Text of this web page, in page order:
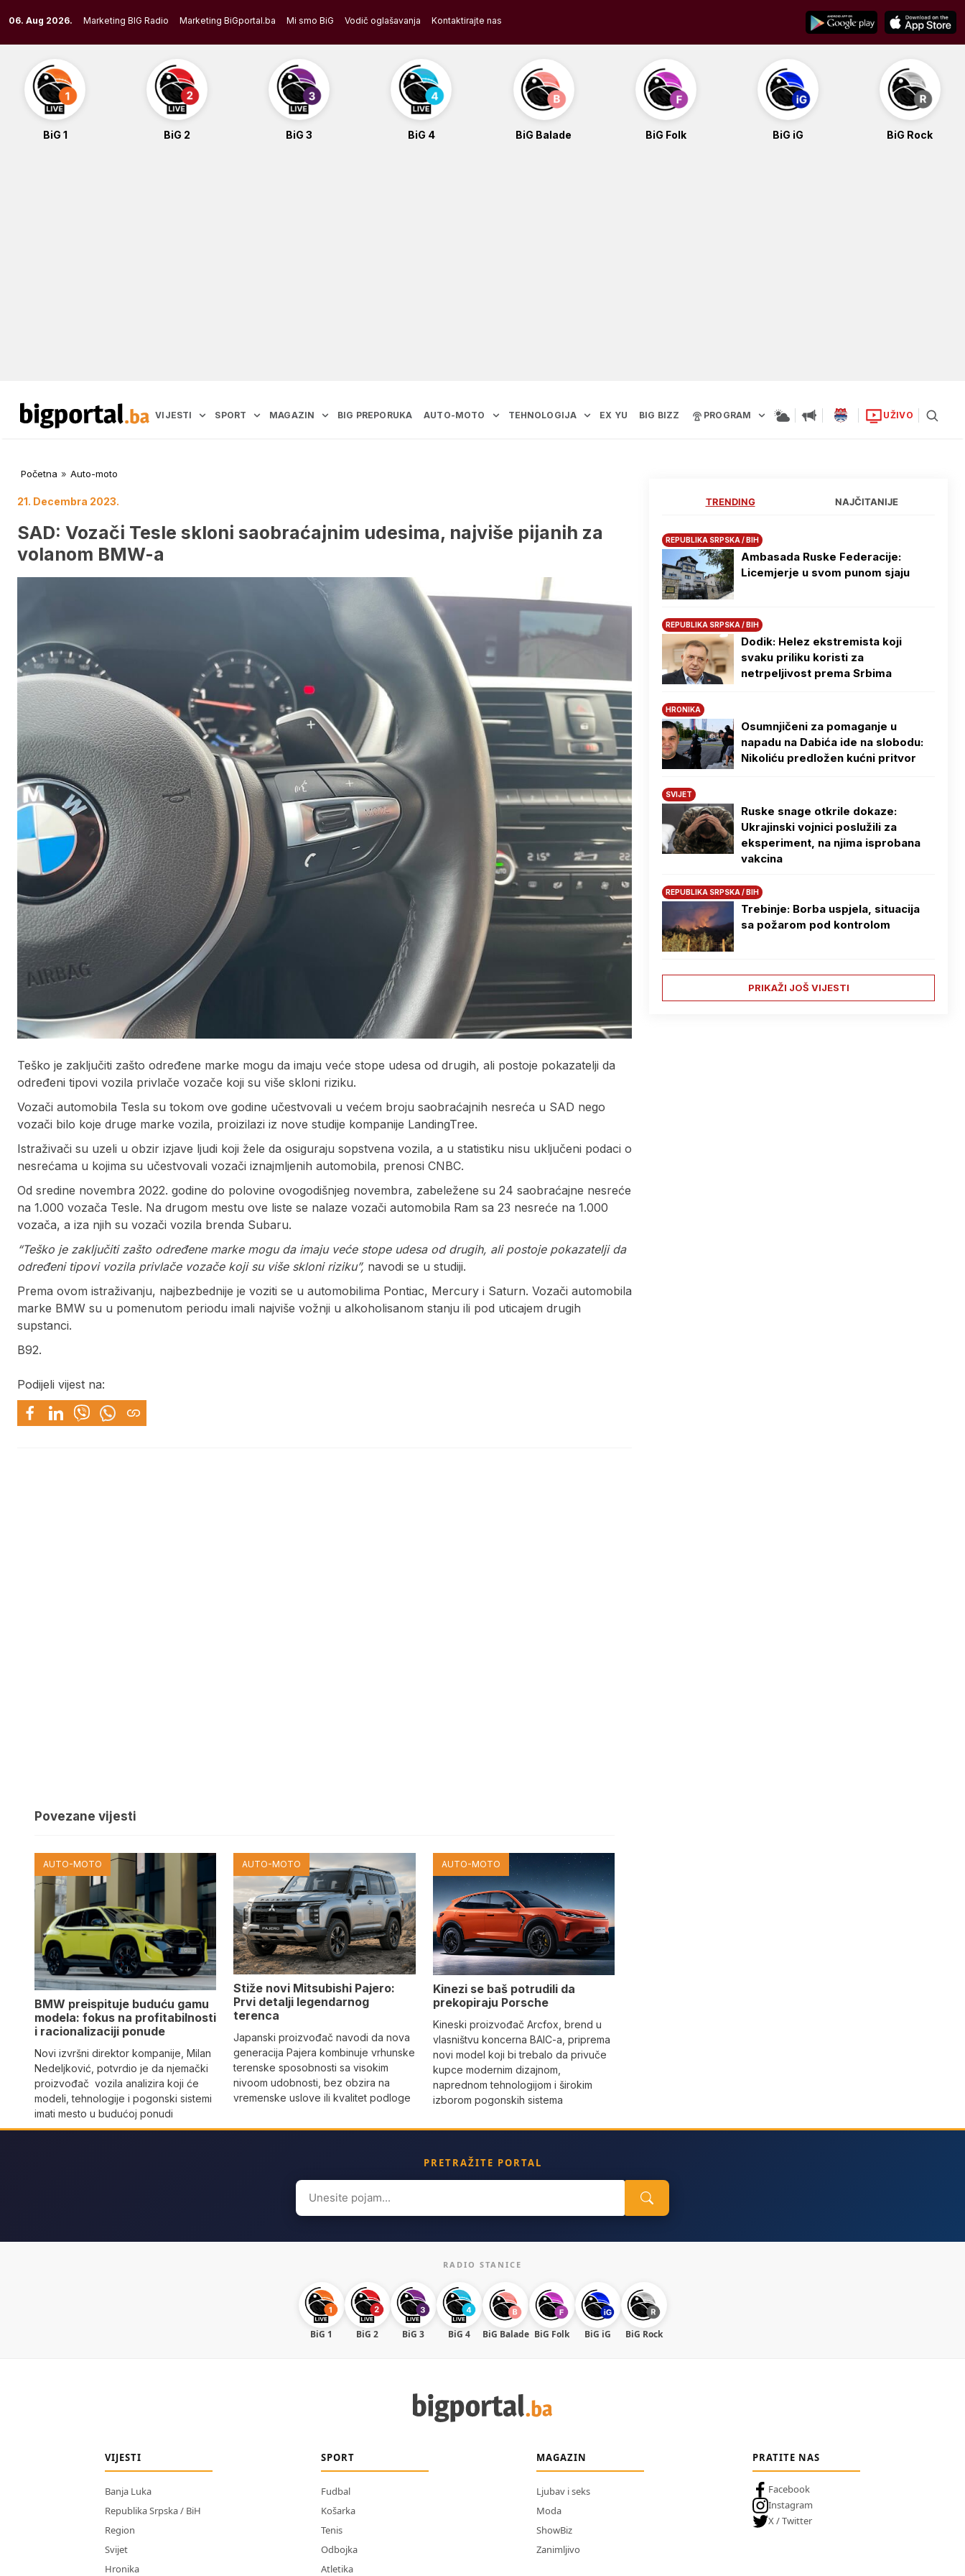
to
content
06. Aug 2026. Marketing BIG Radio Marketing BiGportal.ba Mi smo BiG Vodič oglašavanja Kontaktirajte nas
BiG 1 BiG 2 BiG 3 BiG 4 BiG Balade BiG Folk BiG iG BiG Rock
VIJESTI SPORT MAGAZIN BIG PREPORUKA AUTO-MOTO TEHNOLOGIJA EX YU BIG BIZZ PROGRAM UŽIVO
Početna » Auto-moto
21. Decembra 2023.
SAD: Vozači Tesle skloni saobraćajnim udesima, najviše pijanih za
volanom BMW-a
Teško je zaključiti zašto određene marke mogu da imaju veće stope udesa od drugih, ali postoje pokazatelji da
određeni tipovi vozila privlače vozače koji su više skloni riziku.
Vozači automobila Tesla su tokom ove godine učestvovali u većem broju saobraćajnih nesreća u SAD nego
vozači bilo koje druge marke vozila, proizilazi iz nove studije kompanije LandingTree.
Istraživači su uzeli u obzir izjave ljudi koji žele da osiguraju sopstvena vozila, a u statistiku nisu uključeni podaci o
nesrećama u kojima su učestvovali vozači iznajmljenih automobila, prenosi CNBC.
Od sredine novembra 2022. godine do polovine ovogodišnjeg novembra, zabeležene su 24 saobraćajne nesreće
na 1.000 vozača Tesle. Na drugom mestu ove liste se nalaze vozači automobila Ram sa 23 nesreće na 1.000
vozača, a iza njih su vozači vozila brenda Subaru.
“Teško je zaključiti zašto određene marke mogu da imaju veće stope udesa od drugih, ali postoje pokazatelji da
određeni tipovi vozila privlače vozače koji su više skloni riziku”, navodi se u studiji.
Prema ovom istraživanju, najbezbednije je voziti se u automobilima Pontiac, Mercury i Saturn. Vozači automobila
marke BMW su u pomenutom periodu imali najviše vožnji u alkoholisanom stanju ili pod uticajem drugih
supstanci.
B92.
Podijeli vijest na:
Povezane vijesti
AUTO-MOTO
BMW preispituje buduću gamu
modela: fokus na profitabilnosti
i racionalizaciji ponude
Novi izvršni direktor kompanije, Milan
Nedeljković, potvrdio je da njemački
proizvođač vozila analizira koji će
modeli, tehnologije i pogonski sistemi
imati mesto u budućoj ponudi
AUTO-MOTO
Stiže novi Mitsubishi Pajero:
Prvi detalji legendarnog
terenca
Japanski proizvođač navodi da nova
generacija Pajera kombinuje vrhunske
terenske sposobnosti sa visokim
nivoom udobnosti, bez obzira na
vremenske uslove ili kvalitet podloge
AUTO-MOTO
Kinezi se baš potrudili da
prekopiraju Porsche
Kineski proizvođač Arcfox, brend u
vlasništvu koncerna BAIC-a, priprema
novi model koji bi trebalo da privuče
kupce modernim dizajnom,
naprednom tehnologijom i širokim
izborom pogonskih sistema
TRENDING NAJČITANIJE
REPUBLIKA SRPSKA / BIH
Ambasada Ruske Federacije:
Licemjerje u svom punom sjaju
REPUBLIKA SRPSKA / BIH
Dodik: Helez ekstremista koji
svaku priliku koristi za
netrpeljivost prema Srbima
HRONIKA
Osumnjičeni za pomaganje u
napadu na Dabića ide na slobodu:
Nikoliću predložen kućni pritvor
SVIJET
Ruske snage otkrile dokaze:
Ukrajinski vojnici poslužili za
eksperiment, na njima isprobana
vakcina
REPUBLIKA SRPSKA / BIH
Trebinje: Borba uspjela, situacija
sa požarom pod kontrolom
PRIKAŽI JOŠ VIJESTI
PRETRAŽITE PORTAL
Search
for:
RADIO STANICE
BiG 1 BiG 2 BiG 3 BiG 4 BiG Balade BiG Folk BiG iG BiG Rock
VIJESTI
Banja Luka
Republika Srpska / BiH
Region
Svijet
Hronika
SPORT
Fudbal
Košarka
Tenis
Odbojka
Atletika
MAGAZIN
Ljubav i seks
Moda
ShowBiz
Zanimljivo
PRATITE NAS
Facebook
Instagram
X / Twitter